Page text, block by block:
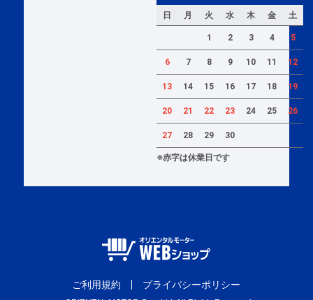
ご利用規約 プライバシーポリシー
日 月 火 水 木 金 土
1 2 3 4 5
6 7 8 9 10 11 12
13 14 15 16 17 18 19
20 21 22 23 24 25 26
27 28 29 30
※赤字は休業日です